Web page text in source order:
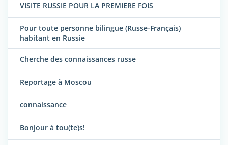
VISITE RUSSIE POUR LA PREMIERE FOIS
Pour toute personne bilingue (Russe-Français)
habitant en Russie
Cherche des connaissances russe
Reportage à Moscou
connaissance
Bonjour à tou(te)s!